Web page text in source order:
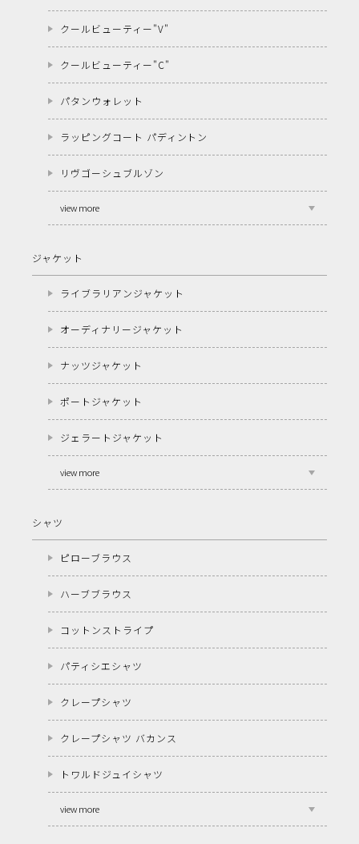
クールビューティー"V"
クールビューティー"C"
パタンウォレット
ラッピングコート パディントン
リヴゴーシュブルゾン
view more
ジャケット
ライブラリアンジャケット
オーディナリージャケット
ナッツジャケット
ポートジャケット
ジェラートジャケット
view more
シャツ
ピローブラウス
ハーブブラウス
コットンストライプ
パティシエシャツ
クレープシャツ
クレープシャツ バカンス
トワルドジュイシャツ
view more